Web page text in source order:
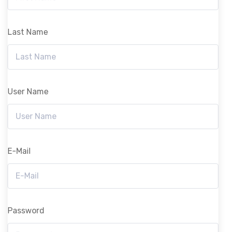
Last Name
User Name
E-Mail
Password